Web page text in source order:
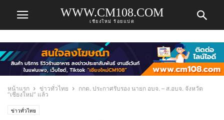
WWW.CM108.COM
เชียงใหม่ ร้อยแปด
หน้าแรก ข่าวทั่วไทย
กกต. ประกาศรับรอง นายก อบจ. – ส.อบจ. จังหวัด
“เชียงใหม่” แล้ว
ข่าวทั่วไทย